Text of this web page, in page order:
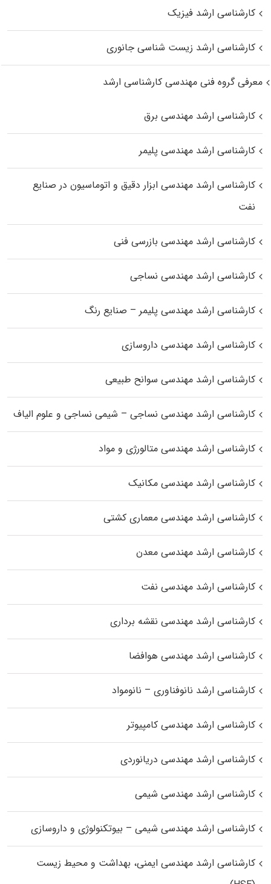
کارشناسی ارشد فیزیک
کارشناسی ارشد زیست‌ شناسی جانوری
معرفی گروه فنی مهندسی کارشناسی ارشد
کارشناسی ارشد مهندسی برق
کارشناسی ارشد مهندسی پلیمر
کارشناسی ارشد مهندسی ابزار دقیق و اتوماسیون در صنایع
نفت
کارشناسی ارشد مهندسی بازرسی فنی
کارشناسی ارشد مهندسی نساجی
کارشناسی ارشد مهندسی پلیمر – صنایع رنگ
کارشناسی ارشد مهندسی داروسازی
کارشناسی ارشد مهندسی سوانح طبیعی
کارشناسی ارشد مهندسی نساجی – شیمی نساجی و علوم الیاف
کارشناسی ارشد مهندسی متالورژی و مواد
کارشناسی ارشد مهندسی مکانیک
کارشناسی ارشد مهندسی معماری کشتی
کارشناسی ارشد مهندسی معدن
کارشناسی ارشد مهندسی نفت
کارشناسی ارشد مهندسی نقشه برداری
کارشناسی ارشد مهندسی هوافضا
کارشناسی ارشد نانوفناوری – نانومواد
کارشناسی ارشد مهندسی کامپیوتر
کارشناسی ارشد مهندسی دریانوردی
کارشناسی ارشد مهندسی شیمی
کارشناسی ارشد مهندسی شیمی – بیوتکنولوژی و داروسازی
کارشناسی ارشد مهندسی ایمنی، بهداشت و محیط زیست